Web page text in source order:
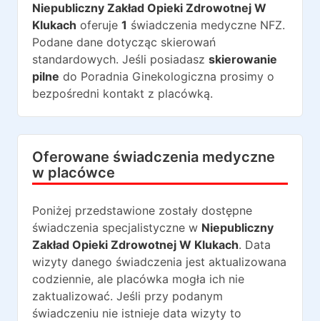
Niepubliczny Zakład Opieki Zdrowotnej W
Klukach oferuje 1 świadczenia medyczne NFZ.
Podane dane dotycząc skierowań
standardowych. Jeśli posiadasz skierowanie
pilne do Poradnia Ginekologiczna prosimy o
bezpośredni kontakt z placówką.
Oferowane świadczenia medyczne
w placówce
Poniżej przedstawione zostały dostępne
świadczenia specjalistyczne w Niepubliczny
Zakład Opieki Zdrowotnej W Klukach. Data
wizyty danego świadczenia jest aktualizowana
codziennie, ale placówka mogła ich nie
zaktualizować. Jeśli przy podanym
świadczeniu nie istnieje data wizyty to